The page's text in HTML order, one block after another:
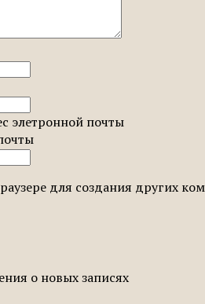
элетронной почты
для создания других
о новых записях